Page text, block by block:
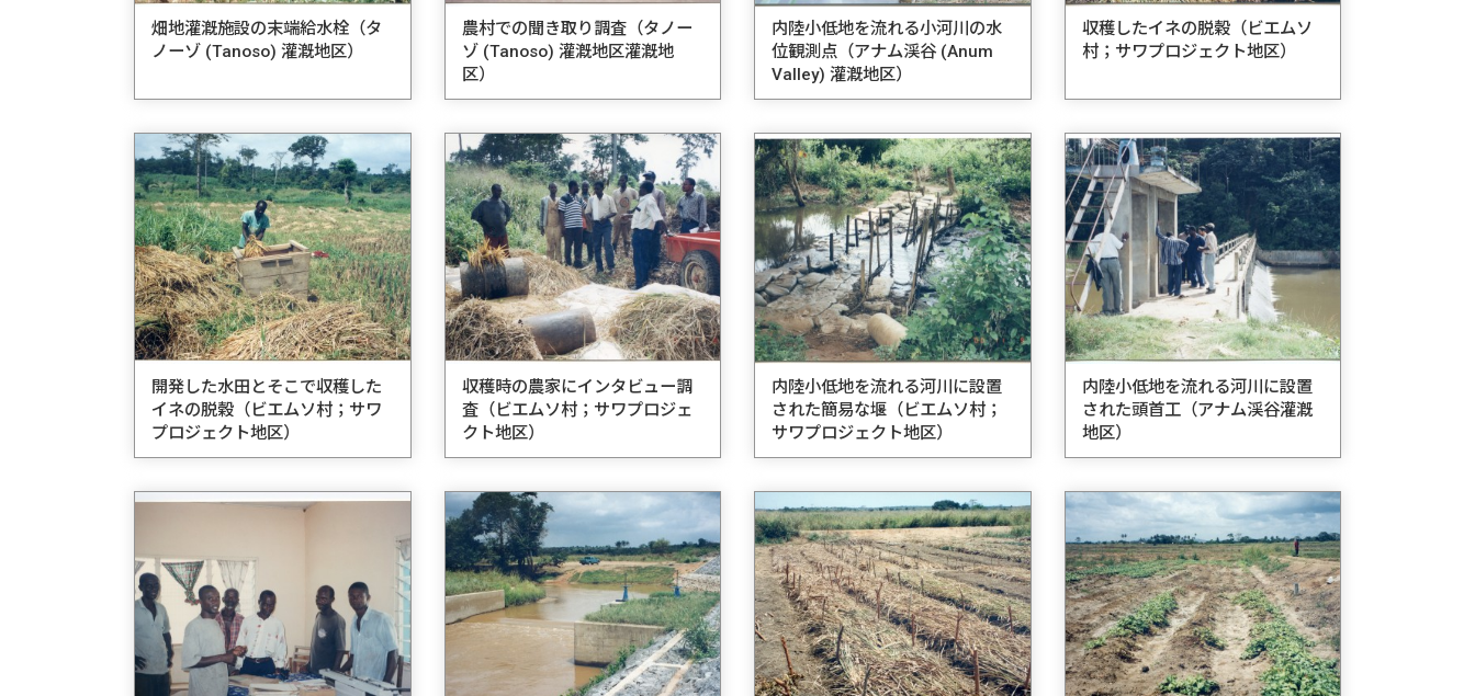
畑地灌漑施設の末端給水栓（タ
ノーゾ (Tanoso) 灌漑地区）
農村での聞き取り調査（タノー
ゾ (Tanoso) 灌漑地区灌漑地
区）
内陸小低地を流れる小河川の水
位観測点（アナム渓谷 (Anum
Valley) 灌漑地区）
収穫したイネの脱穀（ビエムソ
村；サワプロジェクト地区）
開発した水田とそこで収穫した
イネの脱穀（ビエムソ村；サワ
プロジェクト地区）
収穫時の農家にインタビュー調
査（ビエムソ村；サワプロジェ
クト地区）
内陸小低地を流れる河川に設置
された簡易な堰（ビエムソ村；
サワプロジェクト地区）
内陸小低地を流れる河川に設置
された頭首工（アナム渓谷灌漑
地区）